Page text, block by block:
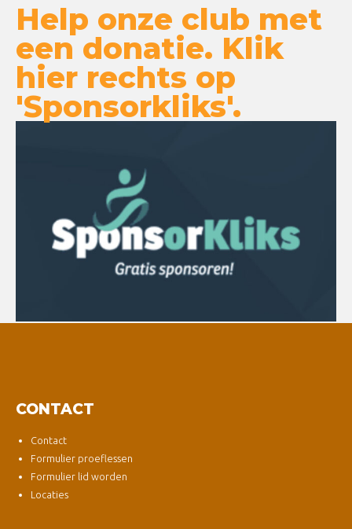
Help onze club met
een donatie. Klik
hier rechts op
'Sponsorkliks'.
CONTACT
Contact
Formulier proeflessen
Formulier lid worden
Locaties